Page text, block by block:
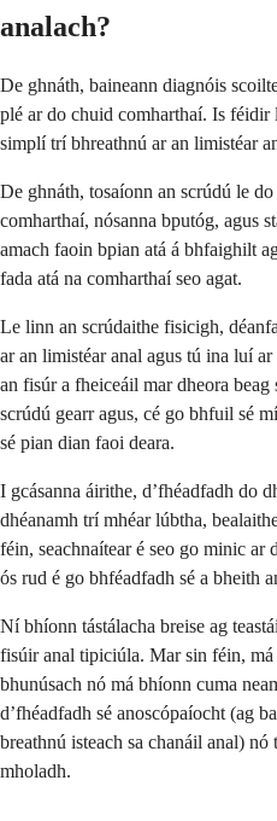
analach?
De ghnáth, baineann diagnóis
plé ar do chuid comharthaí. Is
simplí trí bhreathnú ar an limistéar
De ghnáth, tosaíonn an scrúdú le
comharthaí, nósanna bputóg, agus
amach faoin bpian atá á bhfaighilt
fada atá na comharthaí seo agat.
Le linn an scrúdaithe fisicigh,
ar an limistéar anal agus tú ina luí
an fisúr a fheiceáil mar dheora
scrúdú gearr agus, cé go bhfuil sé
sé pian dian faoi deara.
I gcásanna áirithe, d’fhéadfadh do
dhéanamh trí mhéar lúbtha,
féin, seachnaítear é seo go minic ar
ós rud é go bhféadfadh sé a bheith
Ní bhíonn tástálacha breise ag
fisúir anal tipiciúla. Mar sin féin,
bhunúsach nó má bhíonn cuma
d’fhéadfadh sé anoscópaíocht (ag
breathnú isteach sa chanáil anal) nó
mholadh.